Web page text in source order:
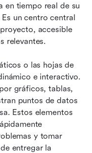
en tiempo real de su
un centro central
accesible
relevantes.
o las hojas de
e interactivo.
gráficos, tablas,
puntos de datos
Estos elementos
y tomar
entregar la